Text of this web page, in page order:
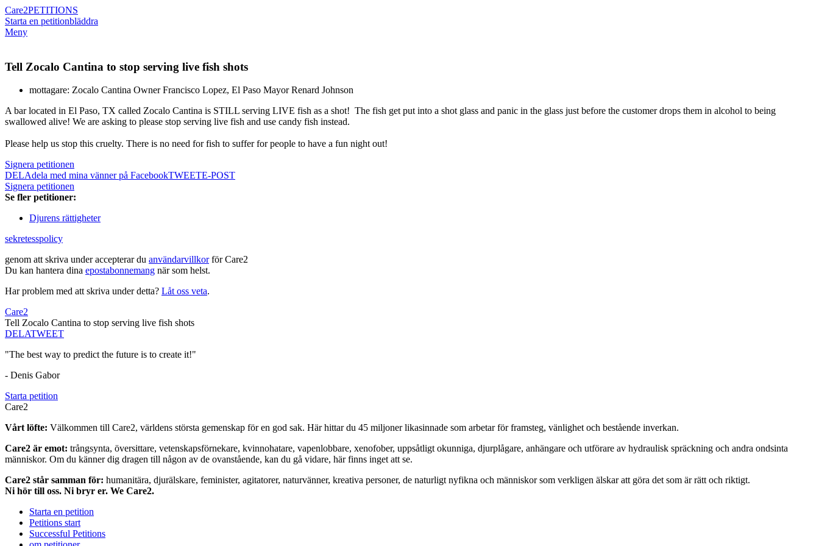
Care2PETITIONS
Starta en petitionbläddra
Meny
Tell Zocalo Cantina to stop serving live fish shots
mottagare: Zocalo Cantina Owner Francisco Lopez, El Paso Mayor Renard Johnson
A bar located in El Paso, TX called Zocalo Cantina is STILL serving LIVE fish as a shot! The fish get put into a shot glass and panic in the glass just before the customer drops them in alcohol to being
swallowed alive! We are asking to please stop serving live fish and use candy fish instead.
Please help us stop this cruelty. There is no need for fish to suffer for people to have a fun night out!
Signera petitionen
DELAdela med mina vänner på FacebookTWEETE-POST
Signera petitionen
Se fler petitioner:
Djurens rättigheter
sekretesspolicy
genom att skriva under accepterar du användarvillkorför Care2
Du kan hantera dina epostabonnemang när som helst.
Har problem med att skriva under detta? Låt oss veta.
Care2
Tell Zocalo Cantina to stop serving live fish shots
DELATWEET
"The best way to predict the future is to create it!"
- Denis Gabor
Starta petition
Care2
Vårt löfte: Välkommen till Care2, världens största gemenskap för en god sak. Här hittar du 45 miljoner likasinnade som arbetar för framsteg, vänlighet och bestående inverkan.
Care2 är emot: trångsynta, översittare, vetenskapsförnekare, kvinnohatare, vapenlobbare, xenofober, uppsåtligt okunniga, djurplågare, anhängare och utförare av hydraulisk spräckning och andra ondsinta
människor. Om du känner dig dragen till någon av de ovanstående, kan du gå vidare, här finns inget att se.
Care2 står samman för: humanitära, djurälskare, feminister, agitatorer, naturvänner, kreativa personer, de naturligt nyfikna och människor som verkligen älskar att göra det som är rätt och riktigt.
Ni hör till oss. Ni bryr er. We Care2.
Starta en petition
Petitions start
Successful Petitions